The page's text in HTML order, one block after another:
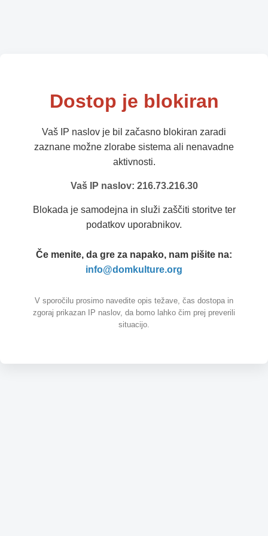
Dostop je blokiran
Vaš IP naslov je bil začasno blokiran zaradi
zaznane možne zlorabe sistema ali nenavadne
aktivnosti.
Vaš IP naslov: 216.73.216.30
Blokada je samodejna in služi zaščiti storitve ter
podatkov uporabnikov.
Če menite, da gre za napako, nam pišite na:
info@domkulture.org
V sporočilu prosimo navedite opis težave, čas dostopa in
zgoraj prikazan IP naslov, da bomo lahko čim prej preverili
situacijo.